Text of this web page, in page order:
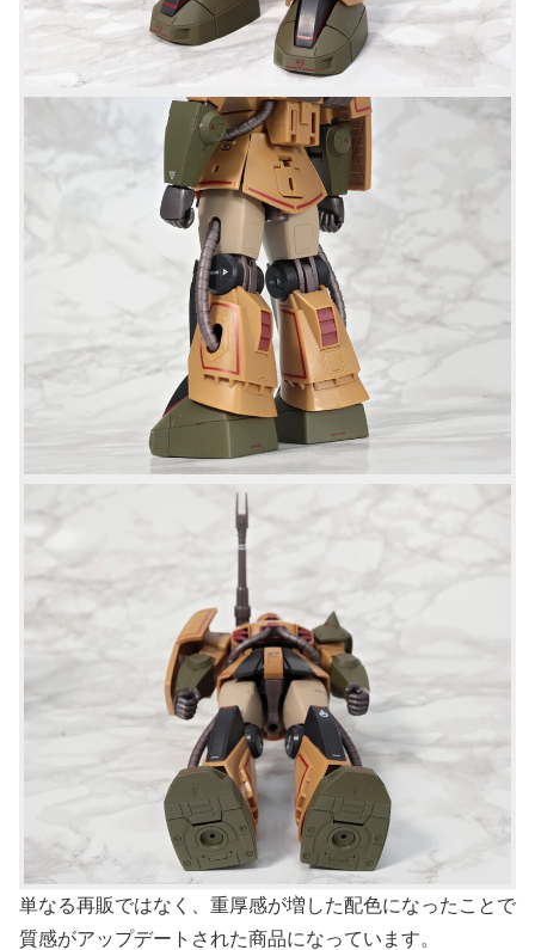
単なる再販ではなく、重厚感が増した配色になったことで
質感がアップデートされた商品になっています。